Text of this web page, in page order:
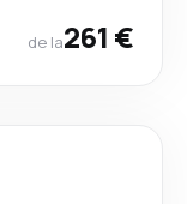
de la261 €